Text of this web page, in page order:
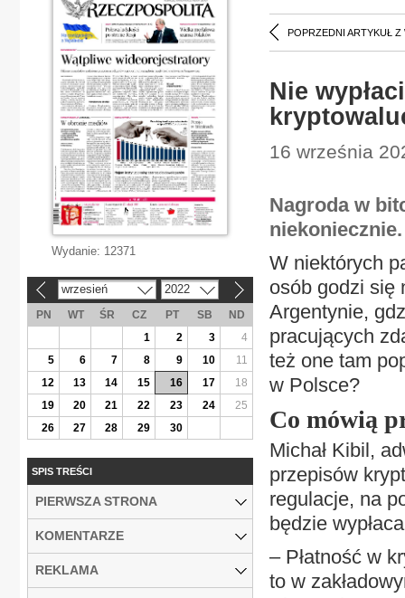
POPRZEDNI ARTYKUŁ Z
Nie
16 września
Nagroda w
W niektórych
osób godzi się
Argentynie,
pracujących
też one tam
w Polsce?
Co mówią
Michał Kibil,
przepisów
regulacje, na
będzie
– Płatność w
to w
Wydanie: 12371
wrzesień 2022
PN WT ŚR CZ PT SB
ND
1
2 3
4
5
6 7 8 9 10
11
12
13 14 15 16 17
18
19
20 21 22 23 24
25
26
27 28 29 30
SPIS TREŚCI
PIERWSZA STRONA
KOMENTARZE
REKLAMA